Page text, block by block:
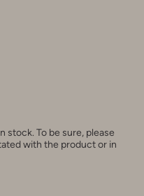
stock. To be sure, please
with the product or in